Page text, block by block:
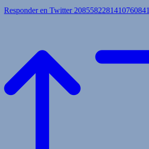
Responder en Twitter 2085582281410760841